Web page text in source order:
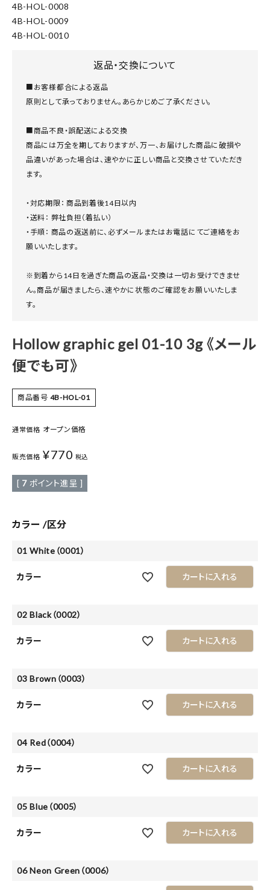
4B-HOL-0008
4B-HOL-0009
4B-HOL-0010
返品・交換について
■お客様都合による返品
原則として承っておりません。あらかじめご了承ください。
■商品不良・誤配送による交換
商品には万全を期しておりますが、万一、お届けした商品に破損や
品違いがあった場合は、速やかに正しい商品と交換させていただき
ます。
・対応期限： 商品到着後14日以内
・送料： 弊社負担（着払い）
・手順： 商品の返送前に、必ずメールまたはお電話にてご連絡をお
願いいたします。
※到着から14日を過ぎた商品の返品・交換は一切お受けできませ
ん。商品が届きましたら、速やかに状態のご確認をお願いいたしま
す。
Hollow graphic gel 01-10 3g 《メール
便でも可》
商品番号 4B-HOL-01
通常価格 オープン価格
販売価格 ¥770 税込
[ 7 ポイント進呈 ]
カラー 区分
01 White（0001）
カラー カートに入れる
02 Black（0002）
カラー カートに入れる
03 Brown（0003）
カラー カートに入れる
04 Red（0004）
カラー カートに入れる
05 Blue（0005）
カラー カートに入れる
06 Neon Green（0006）